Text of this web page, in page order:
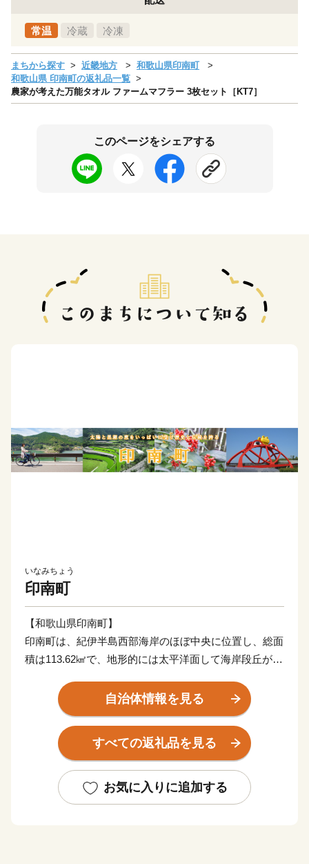
常温 冷蔵 冷凍
まちから探す 近畿地方
和歌山県印南町
和歌山県 印南町の返礼品一覧
農家が考えた万能タオル ファームマフラー 3枚セット［KT7］
このページをシェアする
いなみちょう
印南町
【和歌山県印南町】
印南町は、紀伊半島西部海岸のほぼ中央に位置し、総面
積は113.62㎢で、地形的には太平洋面して海岸段丘が広
峰などの山々が連なっています。
また、三ヶ峰付近からは切目川が流れ、印南原付近から
は印南川が町の中心部を流れて太平洋に注いでいます。
印南町は歴史も古く、数々の伝説や言伝えを残す歴史遺
産が町内に多く点在するなど、観光面でも魅力を秘めた
自治体情報を見る
すべての返礼品を見る
お気に入りに追加する